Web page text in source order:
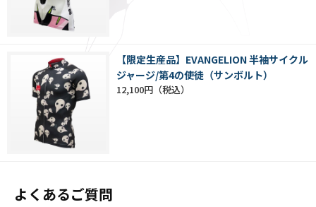
【限定生産品】EVANGELION 半袖サイクル
ジャージ/第4の使徒（サンボルト）
12,100円
よくあるご質問